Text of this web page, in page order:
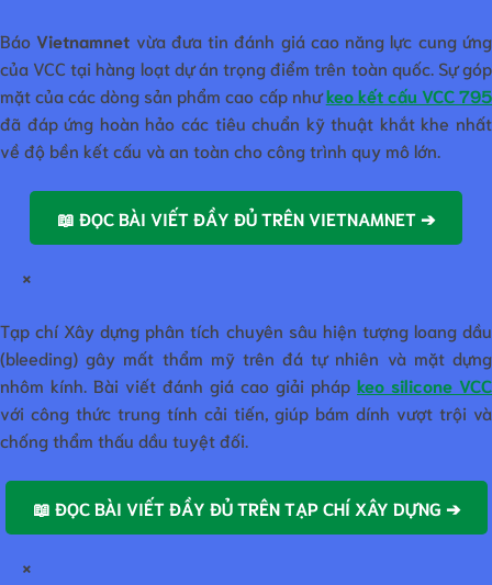
BáoVietnamnet vừa đưa tin đánh giá cao năng lực cung ứng
của VCC tại hàng loạt dự án trọng điểm trên toàn quốc. Sự góp
mặt của các dòng sản phẩm cao cấp nhưkeo kết cấu VCC 795
đã đáp ứng hoàn hảo các tiêu chuẩn kỹ thuật khắt khe nhất
về độ bền kết cấu và an toàn cho công trình quy mô lớn.
📖 ĐỌC BÀI VIẾT ĐẦY ĐỦ TRÊN VIETNAMNET ➔
×
Tạp chí Xây dựng phân tích chuyên sâu hiện tượng loang dầu
(bleeding) gây mất thẩm mỹ trên đá tự nhiên và mặt dựng
nhôm kính. Bài viết đánh giá cao giải pháp keo silicone VCC
với công thức trung tính cải tiến, giúp bám dính vượt trội và
chống thẩm thấu dầu tuyệt đối.
📖 ĐỌC BÀI VIẾT ĐẦY ĐỦ TRÊN TẠP CHÍ XÂY DỰNG ➔
×